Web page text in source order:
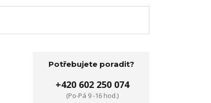
Potřebujete poradit?
+420 602 250 074
(Po-Pá 9 -16 hod.)